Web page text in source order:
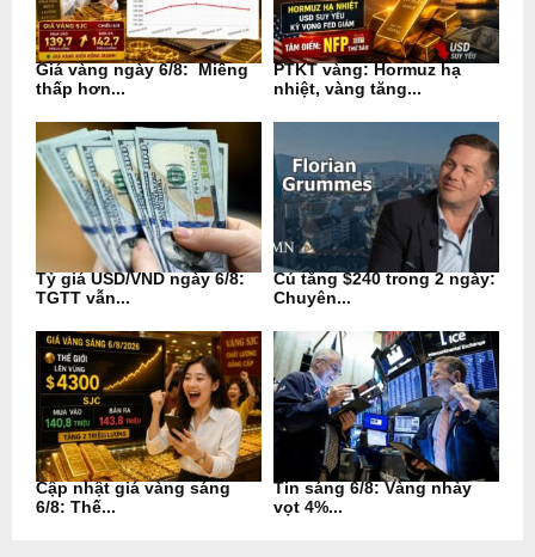
Giá vàng ngày 6/8: Miếng
thấp hơn...
PTKT vàng: Hormuz hạ
nhiệt, vàng tăng...
Tỷ giá USD/VND ngày 6/8:
TGTT vẫn...
Cú tăng $240 trong 2 ngày:
Chuyên...
Cập nhật giá vàng sáng
6/8: Thế...
Tin sáng 6/8: Vàng nhảy
vọt 4%...